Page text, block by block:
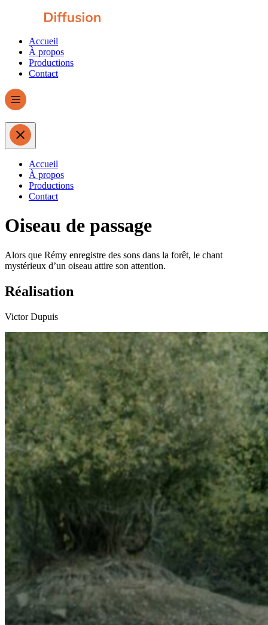
Accueil
À propos
Productions
Contact
Accueil
À propos
Productions
Contact
Oiseau de passage
Alors que Rémy enregistre des sons dans la forêt, le chant
mystérieux d’un oiseau attire son attention.
Réalisation
Victor Dupuis